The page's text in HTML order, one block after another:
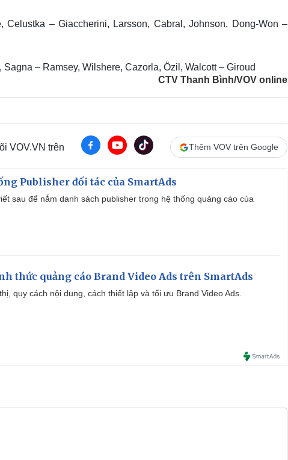
Celustka – Giaccherini, Larsson, Cabral, Johnson, Dong-Won –
– Ramsey, Wilshere, Cazorla, Özil, Walcott – Giroud
CTV Thanh Bình/VOV online
VOV.VN trên Thêm VOV trên Google
Publisher đối tác của SmartAds
sau để nắm danh sách publisher trong hệ thống quảng cáo của
thức quảng cáo Brand Video Ads trên SmartAds
quy cách nội dung, cách thiết lập và tối ưu Brand Video Ads.